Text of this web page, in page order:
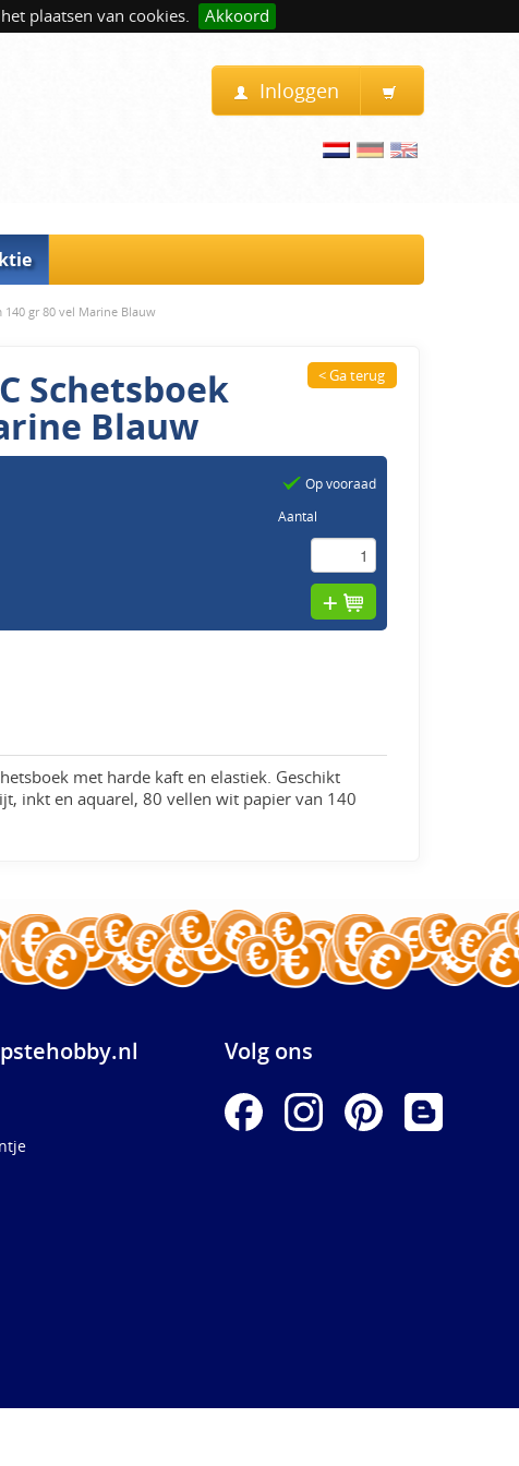
plaatsen van cookies. Akkoord
Inloggen
140 gr 80 vel Marine Blauw
Schetsboek
Blauw
< Ga terug
Op vooraad
Aantal
met harde kaft en elastiek. Geschikt
inkt en aquarel, 80 vellen wit papier van 140
Volg ons